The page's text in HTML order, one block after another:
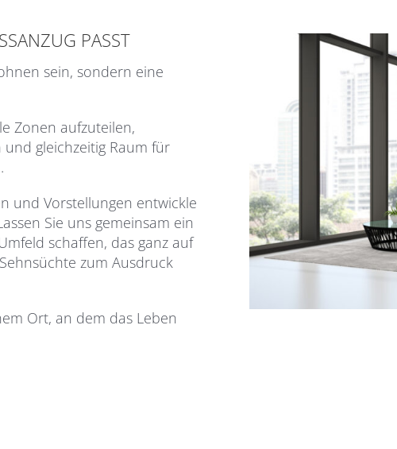
PASST
sein, sondern eine
Zonen aufzuteilen,
gleichzeitig Raum für
und Vorstellungen entwickle
Sie uns gemeinsam ein
schaffen, das ganz auf
zum Ausdruck
Ort, an dem das Leben